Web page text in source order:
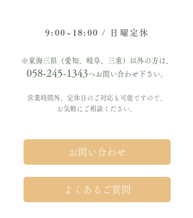
9:00~18:00 / 日曜定休
※東海三県（愛知、岐阜、三重）以外の方は、
058-245-1343へお問い合わせ下さい。
営業時間外、定休日のご対応も可能ですので、
お気軽にご相談ください。
お問い合わせ
よくあるご質問